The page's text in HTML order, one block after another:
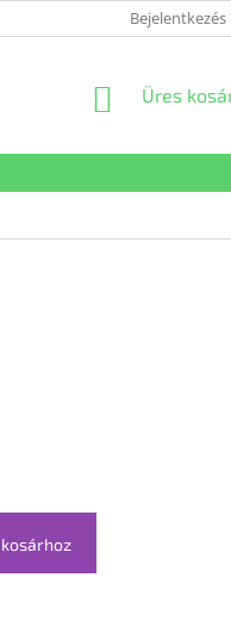
SÜTI TÁJÉKOZTATÓBejelentkezés
KOSÁR
Üres